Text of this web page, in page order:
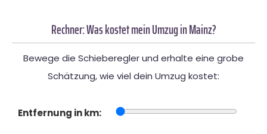
Rechner: Was kostet mein Umzug in Mainz?
Bewege die Schieberegler und erhalte eine grobe
Schätzung, wie viel dein Umzug kostet:
Entfernung in km: